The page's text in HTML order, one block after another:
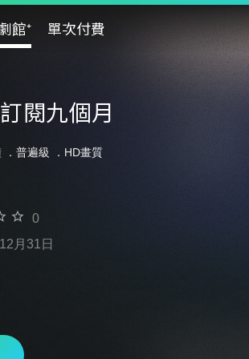
館⁺ 單次付費
閱九個月
普遍級 ．HD畫質
0
月31日